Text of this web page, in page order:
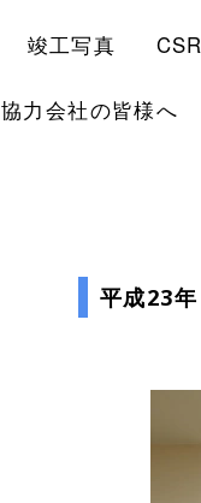
竣工写真
協力会社の皆様へ
平成23